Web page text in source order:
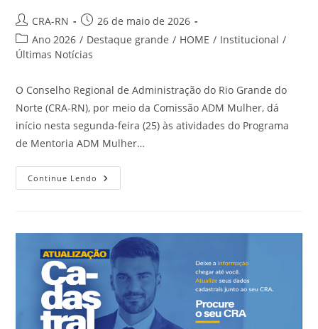
Autor
do
post:
CRA-RN
Post
publicado:
26 de maio de 2026
Categoria
do
Ano 2026 / Destaque grande / HOME / Institucional /
Últimas Notícias
O Conselho Regional de Administração do Rio Grande do
Norte (CRA-RN), por meio da Comissão ADM Mulher, dá
início nesta segunda-feira (25) às atividades do Programa
de Mentoria ADM Mulher…
Continue Lendo Programa
De
Inicia
Atividades